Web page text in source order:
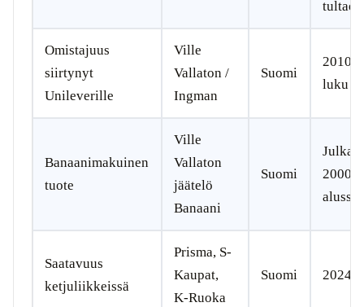
Omistajuus
siirtynyt
Unileverille
Ville
Vallaton /
Ingman
Suomi
2010-
luku→
Banaanimakuinen
tuote
Ville
Vallaton
jäätelö
Banaani
Suomi
2000-
alussa
Saatavuus
ketjuliikkeissä
Prisma, S-
Kaupat,
K-Ruoka
Suomi 2024